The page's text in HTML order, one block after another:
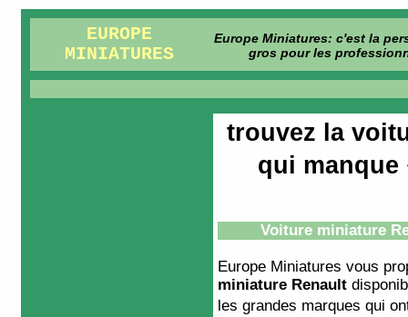
EUROPE
MINIATURES
Europe Miniatures: c'est la
gros pour les
trouvez la
qui
Voiture miniature
Europe Miniatures vous
miniature Renault
les grandes marques qui